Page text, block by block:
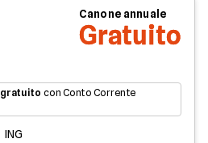
Canone annuale
Gratuito
gratuito con Conto Corrente
ING